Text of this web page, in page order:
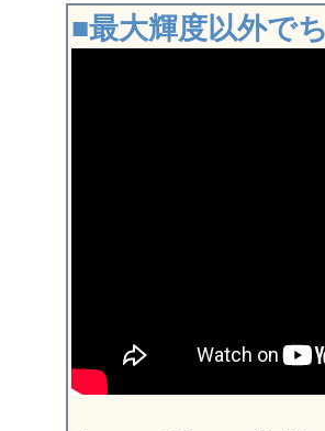
■最大輝度以外で